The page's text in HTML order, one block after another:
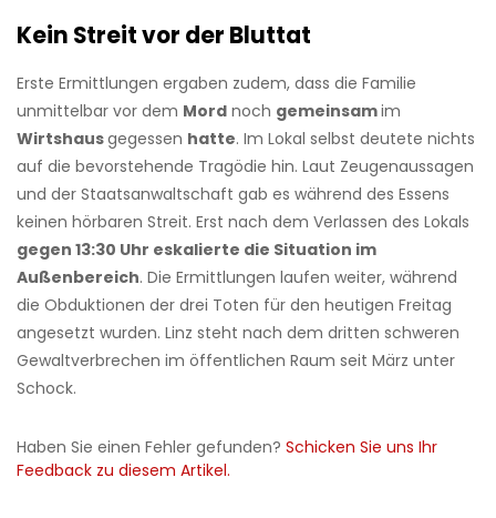
Kein Streit vor der Bluttat
Erste Ermittlungen ergaben zudem, dass die Familie
unmittelbar vor dem Mord noch gemeinsamim
Wirtshausgegessen hatte. Im Lokal selbst deutete nichts
auf die bevorstehende Tragödie hin. Laut Zeugenaussagen
und der Staatsanwaltschaft gab es während des Essens
keinen hörbaren Streit. Erst nach dem Verlassen des Lokals
gegen 13:30 Uhr eskalierte die Situation im
Außenbereich. Die Ermittlungen laufen weiter, während
die Obduktionen der drei Toten für den heutigen Freitag
angesetzt wurden. Linz steht nach dem dritten schweren
Gewaltverbrechen im öffentlichen Raum seit März unter
Schock.
Haben Sie einen Fehler gefunden? Schicken Sie uns Ihr
Feedback zu diesem Artikel.